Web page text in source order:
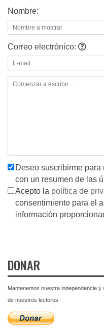
Nombre:
Correo electrónico:
Deseo suscribirme
con un resumen de las
Acepto la política de
consentimiento para el
información
DONAR
Mantenemos nuestra independencia
de nuestros lectores.